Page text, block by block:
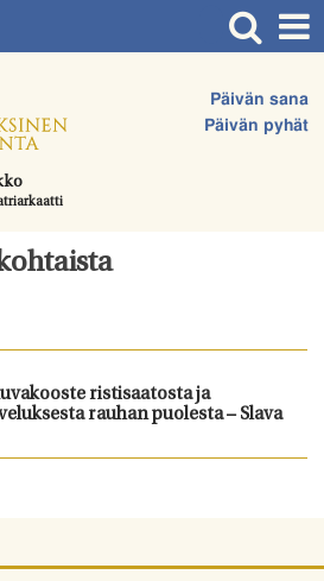
Päivän sana
Päivän pyhät
ristisaatosta ja
rauhan puolesta – Slava